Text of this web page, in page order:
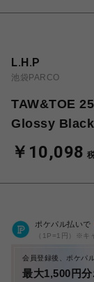
L.H.P
池袋PARCO
TAW&TOE
Glossy Black
￥10,098
ポケパル払いで
（1P=1円）※キ
会員登録後、ポケパ
最大1,500円